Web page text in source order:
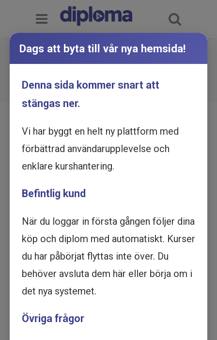
Personcentrerad vård - Utbildning online
Köp - 1 295 kr
Prova ett delmoment
Utbildning online
MINUTER
Dags att byta till vår nya hemsida!
Denna sida kommer snart att
stängas ner.
Vi har byggt en helt ny plattform med
förbättrad användarupplevelse och
enklare kurshantering.
Befintlig kund
När du loggar in första gången följer dina
köp och diplom med automatiskt. Kurser
du har påbörjat flyttas inte över. Du
behöver avsluta dem här eller börja om i
det nya systemet.
Övriga frågor